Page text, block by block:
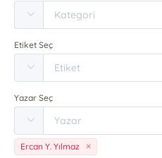
Etiket Seç
Yazar Seç
Ercan Y. Yılmaz